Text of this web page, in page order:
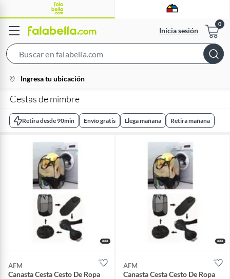
Inicia sesión
Bar
location-
icon
Ingresa tu ubicación
Cestas de mimbre
Retira desde 90min Envío gratis Llega mañana Retira mañana
AFM
Canasta Cesta Cesto De Ropa
AFM
Canasta Cesta Cesto De Ropa